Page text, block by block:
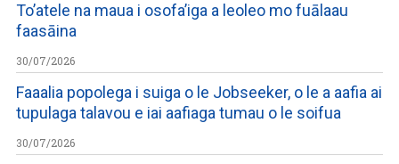
To’atele na maua i osofa’iga a leoleo mo fuālaau
faasāina
30/07/2026
Faaalia popolega i suiga o le Jobseeker, o le a aafia ai
tupulaga talavou e iai aafiaga tumau o le soifua
30/07/2026